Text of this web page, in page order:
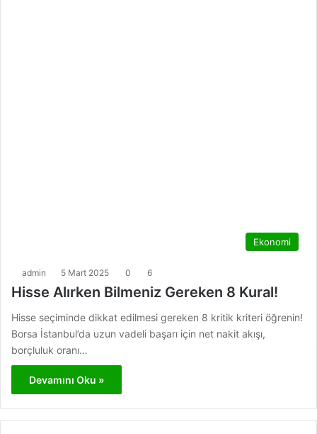
Ekonomi
admin 5 Mart 2025 0 6
Hisse Alırken Bilmeniz Gereken 8 Kural!
Hisse seçiminde dikkat edilmesi gereken 8 kritik kriteri öğrenin!
Borsa İstanbul’da uzun vadeli başarı için net nakit akışı,
borçluluk oranı…
Devamını Oku »